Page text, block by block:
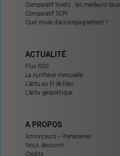
Comparatif livrets : les meilleurs taux
Comparatif SCPI
Quel mode d’accompagnement ?
ACTUALITÉ
Flux RSS
La synthèse mensuelle
L’actu au fil de l’eau
L’actu géopolitique
A PROPOS
Annonceurs – Partenaires
Nous découvrir
Crédits